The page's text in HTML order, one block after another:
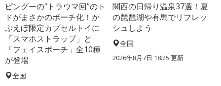
ピングーの“トラウマ回”のト
ドがまさかのポーチ化！か
ぷえぼ限定カプセルトイに
「スマホストラップ」と
「フェイスポーチ」全10種
が登場
全国
関西の日帰り温泉37選！夏
の琵琶湖や有馬でリフレッ
シュしよう
全国
2026年8月7日 18:25 更新